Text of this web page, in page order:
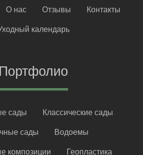
О нас Отзывы Контакты
календарь
Портфолио
сады Классические сады
сады Водоемы
композиции Геопластика